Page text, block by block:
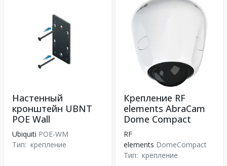
Настенный
кронштейн UBNT
POE Wall
Ubiquiti POE-WM
Тип: крепление
Крепление RF
elements AbraCam
Dome Compact
RF
elements DomeCompact
Тип: крепление